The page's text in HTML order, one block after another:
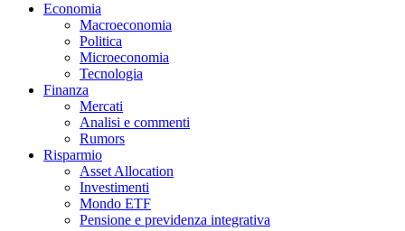
Economia
Macroeconomia
Politica
Microeconomia
Tecnologia
Finanza
Mercati
Analisi e commenti
Rumors
Risparmio
Asset Allocation
Investimenti
Mondo ETF
Pensione e previdenza integrativa